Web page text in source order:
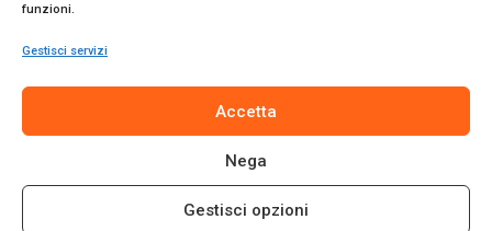
funzioni.
Gestisci servizi
Accetta
Nega
Gestisci opzioni
Tribunale di Siracusa. Direttore responsabile Gianni Catania.
© 2024 Promo Italia S.r.l. Tutti i diritti riservati. | Sito web
realizzato daWeb-Arte.it
Cookie Policy|Termini e Condizioni